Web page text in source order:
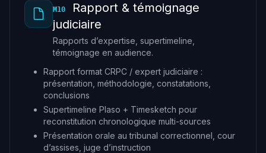
M10
Rapport & témoignage
judiciaire
Rapports d’expertise, supertimeline,
témoignage en audience.
Rapport format CRPC / expert judiciaire :
présentation, méthodologie, constatations,
conclusions
Supertimeline Plaso + Timesketch pour
reconstitution chronologique multi-sources
Présentation orale au tribunal correctionnel, cour
d’assises, juge d’instruction